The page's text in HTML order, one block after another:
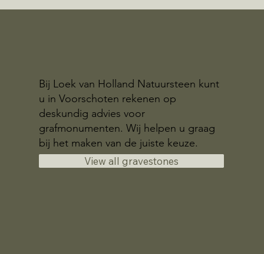
Bij Loek van Holland Natuursteen kunt
u in Voorschoten rekenen op
deskundig advies voor
grafmonumenten. Wij helpen u graag
bij het maken van de juiste keuze.
View all gravestones